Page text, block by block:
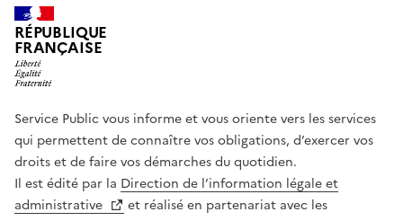
RÉPUBLIQUE
FRANÇAISE
Service Public vous informe et vous oriente vers les services
qui permettent de connaître vos obligations, d’exercer vos
droits et de faire vos démarches du quotidien.
Il est édité par la Direction de l’information légale et
administrative
et réalisé en partenariat avec les